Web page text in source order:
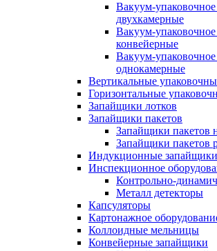
Вакуум-
двухкамерные
Вакуум-
конвейерные
Вакуум-
однокамерные
Вертикальные
Горизонтальные
Запайщики лотков
Запайщики пакетов
Запайщики пакетов
Запайщики пакетов
Индукционные запайщики
Инспекционное
Контрольно-
Металл детекторы
Капсуляторы
Картонажное
Коллоидные мельницы
Конвейерные запайщики